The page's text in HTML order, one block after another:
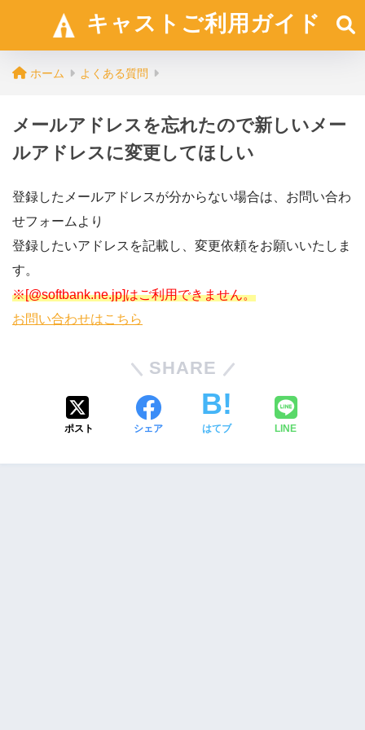
キャストご利用ガイド
ホーム よくある質問
メールアドレスを忘れたので新しいメー
ルアドレスに変更してほしい
登録したメールアドレスが分からない場合は、お問い合わ
せフォームより
登録したいアドレスを記載し、変更依頼をお願いいたしま
す。
※[@softbank.ne.jp]はご利用できません。
お問い合わせはこちら
SHARE
ポスト シェア はてブ LINE